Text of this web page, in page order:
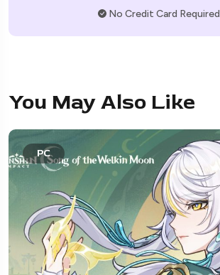
No Credit Card Required
You May Also Like
PC